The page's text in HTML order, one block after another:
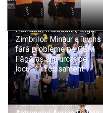
Handbal masculin, Liga
Zimbrilor. Minaur a învins
fără probleme pe CSM
Făgăraș și a urcat pe
locul 4 în clasament
Handbal masculin.